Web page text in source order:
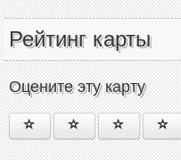
Рейтинг карты
Оцените эту карту